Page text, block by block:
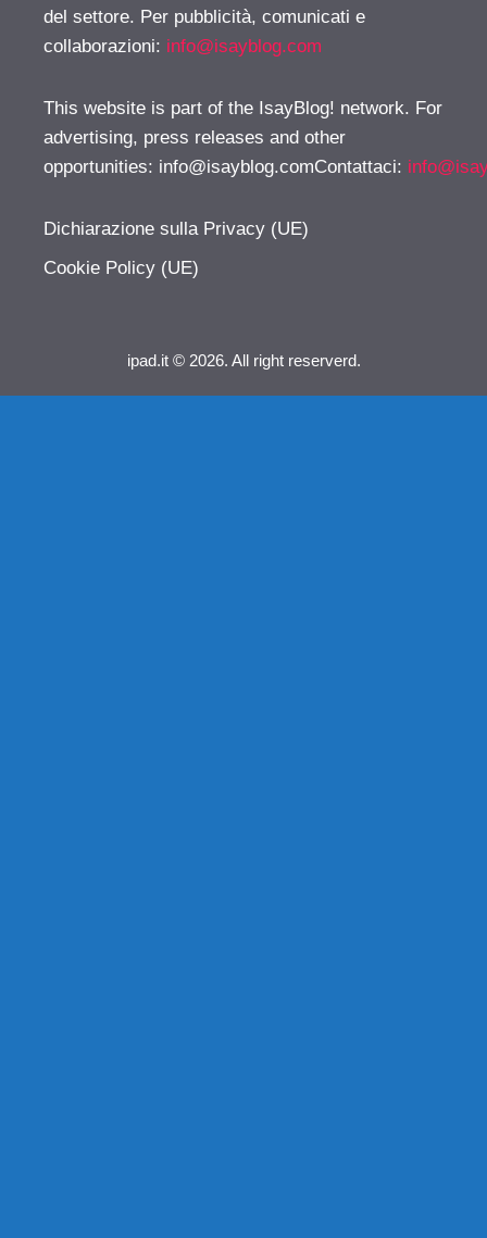
del settore. Per pubblicità, comunicati e
collaborazioni: info@isayblog.com
This website is part of the IsayBlog! network. For
advertising, press releases and other
opportunities: info@isayblog.comContattaci:
Dichiarazione sulla Privacy (UE)
Cookie Policy (UE)
ipad.it © 2026. All right reserverd.